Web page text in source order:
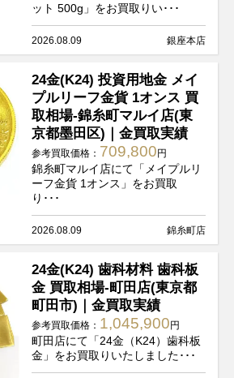
ット 500g」をお買取りい･･･
2026.08.09 銀座本店
24金(K24) 投資用地金 メイ
プルリーフ金貨 1オンス 買
取相場-錦糸町マルイ店(東
京都墨田区)｜金買取実績
参考買取価格： 709,800 円
錦糸町マルイ店にて「メイプルリ
ーフ金貨 1オンス」をお買取
り･･･
2026.08.09 錦糸町店
24金(K24) 歯科材料 歯科板
金 買取相場-町田店(東京都
町田市)｜金買取実績
参考買取価格： 1,045,900 円
町田店にて「24金（K24）歯科板
金」をお買取りいたしました･･･